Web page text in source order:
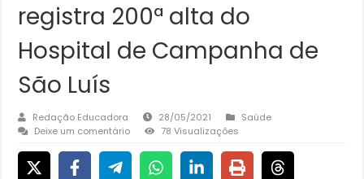
registra 200ª alta do
Hospital de Campanha de
São Luís
Redação Educadora 28/05/2021
Saúde
Deixe um comentário
78 Visualizações